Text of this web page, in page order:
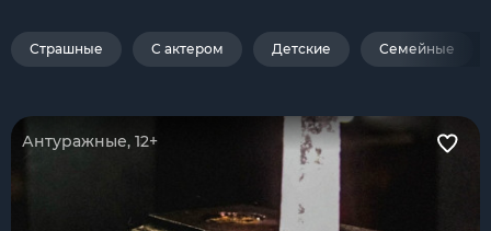
Страшные С актером Детские Семейные
Антуражные, 12+